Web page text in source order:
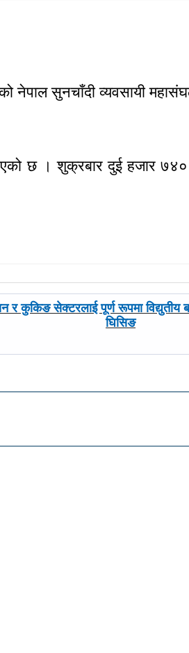
नेपाल सुनचाँदी व्यवसायी
छ । शुक्रबार दुई हजार ७४०
र कुकिङ सेक्टरलाई पूर्ण रूपमा
घिसिङ